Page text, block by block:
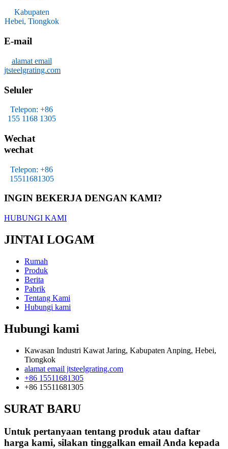
Kabupaten
Hebei, Tiongkok
E-mail
alamat email
jtsteelgrating.com
Seluler
Telepon: +86
155 1168 1305
Wechat
wechat
Telepon: +86
15511681305
INGIN BEKERJA DENGAN KAMI?
HUBUNGI KAMI
JINTAI LOGAM
Rumah
Produk
Berita
Pabrik
Tentang Kami
Hubungi kami
Hubungi kami
Kawasan Industri Kawat Jaring, Kabupaten Anping, Hebei,
Tiongkok
alamat email jtsteelgrating.com
+86 15511681305
+86 15511681305
SURAT BARU
Untuk pertanyaan tentang produk atau daftar
harga kami, silakan tinggalkan email Anda kepada